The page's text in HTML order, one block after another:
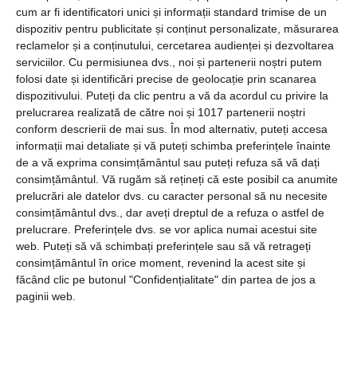
cum ar fi identificatori unici și informații standard trimise de un
dispozitiv pentru publicitate și conținut personalizate, măsurarea
reclamelor și a conținutului, cercetarea audienței și dezvoltarea
serviciilor. Cu permisiunea dvs., noi și partenerii noștri putem
folosi date și identificări precise de geolocație prin scanarea
dispozitivului. Puteți da clic pentru a vă da acordul cu privire la
prelucrarea realizată de către noi și 1017 partenerii noștri
conform descrierii de mai sus. În mod alternativ, puteți accesa
informații mai detaliate și vă puteți schimba preferințele înainte
de a vă exprima consimțământul sau puteți refuza să vă dați
consimțământul. Vă rugăm să rețineți că este posibil ca anumite
prelucrări ale datelor dvs. cu caracter personal să nu necesite
consimțământul dvs., dar aveți dreptul de a refuza o astfel de
prelucrare. Preferințele dvs. se vor aplica numai acestui site
web. Puteți să vă schimbați preferințele sau să vă retrageți
consimțământul în orice moment, revenind la acest site și
făcând clic pe butonul "Confidențialitate" din partea de jos a
paginii web.
Poți folosi, ca ingredient de bază, fulgii de ovăz. Aceștia
sunt extrem de versatili și se comportă foarte bine la
cuptor, atunci când sunt transformați în făină și combinați
cu puțin praf de copt.
Adaugă și unt de arahide și sirop de agave, pentru ca
aluatul să se lege și să nu se lipească. Toacă grosier și
câteva nuci sau alune de pădure, pe care apoi le vei
incorpora în aluat. Formează biluțe de dimensiuni egale și
coace-le la 180 de grade Celsius, până se rumenesc
frumos.
5. Melcișori cu mere, merișoare și
scorțișoară